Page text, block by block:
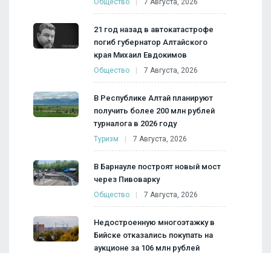
21 год назад в автокатастрофе
погиб губернатор Алтайского
края Михаил Евдокимов
Общество 7 Августа, 2026
В Республике Алтай планируют
получить более 200 млн рублей
турналога в 2026 году
Туризм 7 Августа, 2026
В Барнауле построят новый мост
через Пивоварку
Общество 7 Августа, 2026
Недостроенную многоэтажку в
Бийске отказались покупать на
аукционе за 106 млн рублей